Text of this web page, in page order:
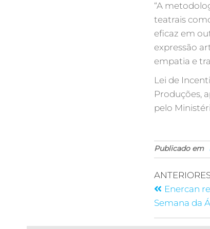
“A
teatrais
eficaz em
expressão
empatia e
Lei de
Produções,
pelo
Publicado em
Enercan
Semana da